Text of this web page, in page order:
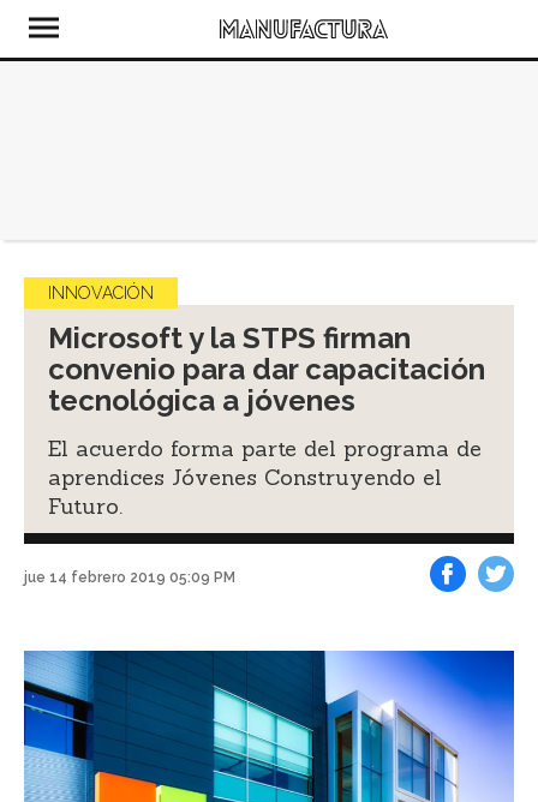
INNOVACIÓN
Microsoft y la STPS firman
convenio para dar capacitación
tecnológica a jóvenes
El acuerdo forma parte del programa de
aprendices Jóvenes Construyendo el
Futuro.
jue 14 febrero 2019 05:09 PM